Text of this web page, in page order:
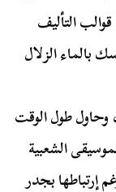
التأليف
بالماء الزلال
وحاول طول الوقت
الشعبية
إرتباطها بجدر